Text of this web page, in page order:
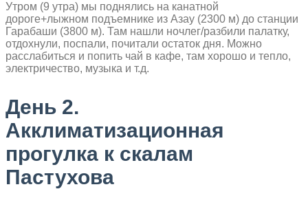
Утром (9 утра) мы поднялись на канатной
дороге+лыжном подъемнике из Азау (2300 м) до станции
Гарабаши (3800 м). Там нашли ночлег/разбили палатку,
отдохнули, поспали, почитали остаток дня. Можно
расслабиться и попить чай в кафе, там хорошо и тепло,
электричество, музыка и т.д.
День 2.
Акклиматизационная
прогулка к скалам
Пастухова